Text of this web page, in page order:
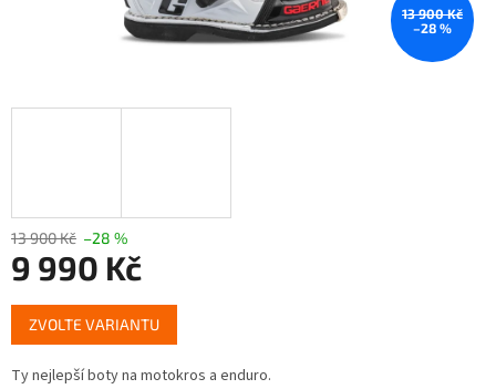
13 900 Kč
–28 %
13 900 Kč –28 %
9 990 Kč
Měrná
cena:
ZVOLTE VARIANTU
Ty nejlepší boty na motokros a enduro.